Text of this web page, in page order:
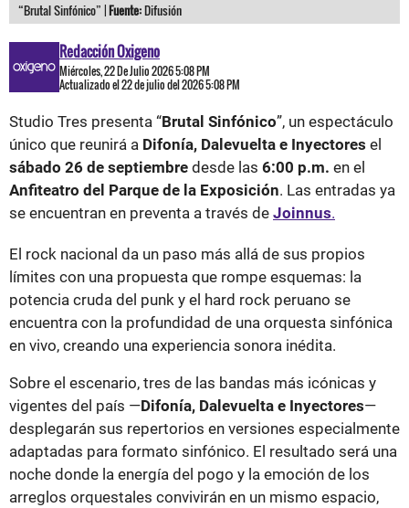
“Brutal Sinfónico” |Fuente:Difusión
Redacción Oxigeno
Miércoles, 22 De Julio 2026 5:08 PM
Actualizado el 22 de julio del 2026 5:08 PM
Studio Tres presenta “Brutal Sinfónico”, un espectáculo
único que reunirá a Difonía, Dalevuelta e Inyectores el
sábado 26 de septiembre desde las 6:00 p.m. en el
Anfiteatro del Parque de la Exposición. Las entradas ya
se encuentran en preventa a través de Joinnus.
El rock nacional da un paso más allá de sus propios
límites con una propuesta que rompe esquemas: la
potencia cruda del punk y el hard rock peruano se
encuentra con la profundidad de una orquesta sinfónica
en vivo, creando una experiencia sonora inédita.
Sobre el escenario, tres de las bandas más icónicas y
vigentes del país —Difonía, Dalevuelta e Inyectores—
desplegarán sus repertorios en versiones especialmente
adaptadas para formato sinfónico. El resultado será una
noche donde la energía del pogo y la emoción de los
arreglos orquestales convivirán en un mismo espacio,